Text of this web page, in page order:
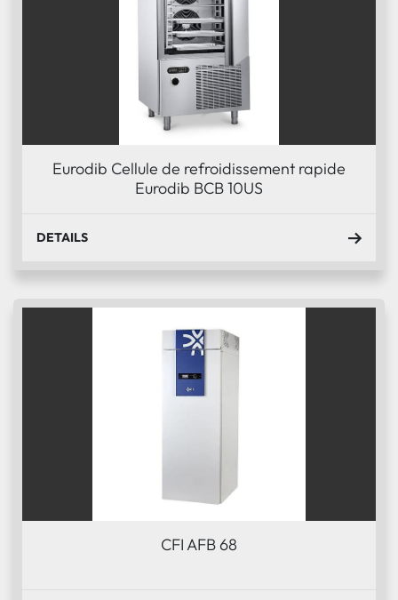
Eurodib Cellule de refroidissement rapide
Eurodib BCB 10US
DETAILS
CFI AFB 68